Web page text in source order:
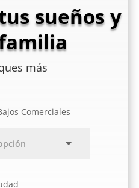
sueños y
más
Comerciales